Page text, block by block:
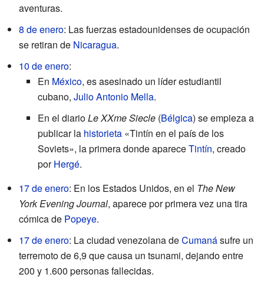
aventuras.
8 de enero: Las fuerzas estadounidenses de ocupación
se retiran de Nicaragua.
10 de enero:
En México, es asesinado un líder estudiantil
cubano, Julio Antonio Mella.
En el diarioLe XXme Siecle (Bélgica) se empieza a
publicar la historieta «Tintín en el país de los
Soviets», la primera donde apareceTintín, creado
porHergé.
17 de enero: En los Estados Unidos, en el The New
York Evening Journal, aparece por primera vez una tira
cómica de Popeye.
17 de enero: La ciudad venezolana deCumanásufre un
terremoto de 6,9 que causa un tsunami, dejando entre
200 y 1.600 personas fallecidas.